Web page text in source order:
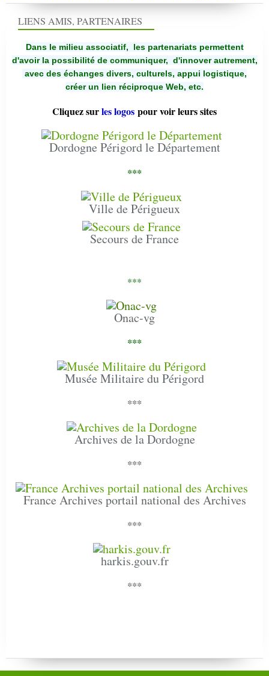
LIENS AMIS, PARTENAIRES
Dans le milieu associatif, les partenariats permettent
d'avoir la possibilité de communiquer, d'innover autrement,
avec des échanges divers, culturels, appui logistique,
créer un lien réciproque Web, etc.
Cliquez surles logos pour voir leurs sites
Dordogne Périgord le Département
***
Ville de Périgueux
Secours de France
***
Onac-vg
***
Musée Militaire du Périgord
***
Archives de la Dordogne
***
France Archives portail national des Archives
***
harkis.gouv.fr
***